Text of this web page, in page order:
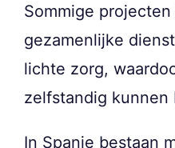
Sommige
gezamenlijke
lichte zorg,
zelfstandig kunnen
In Spanje bestaan